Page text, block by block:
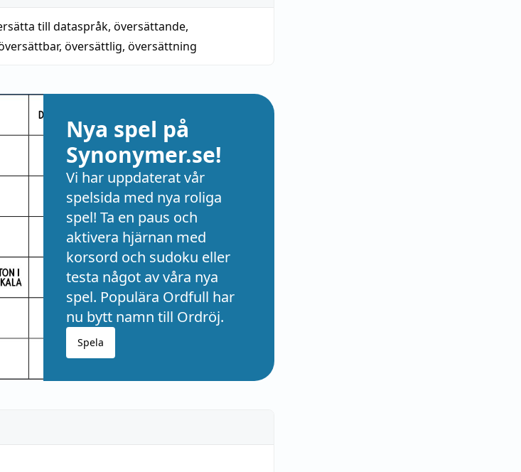
till dataspråk, översättande,
, översättlig, översättning
Nya spel på
Synonymer.se!
Vi har uppdaterat vår
spelsida med nya roliga
spel! Ta en paus och
aktivera hjärnan med
korsord och sudoku eller
testa något av våra nya
spel. Populära Ordfull har
nu bytt namn till Ordröj.
Spela